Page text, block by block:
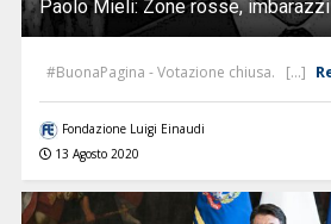
Paolo Mieli: Zone rosse,
#BuonaPagina - Votazione chiusa. [...]
Fondazione Luigi Einaudi
13 Agosto 2020